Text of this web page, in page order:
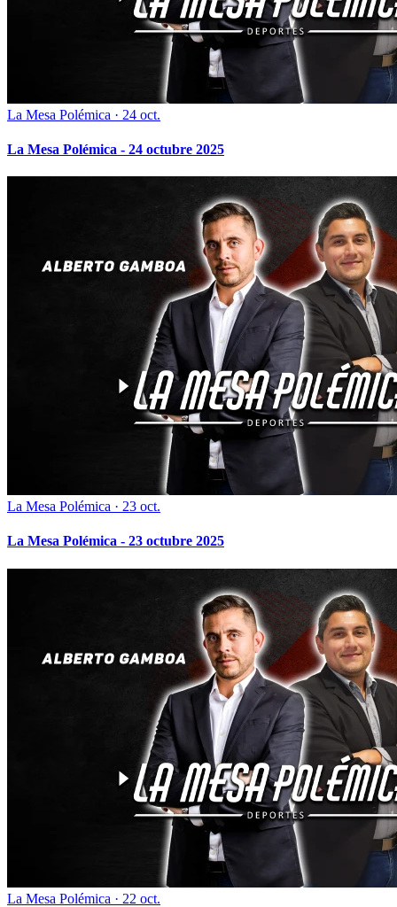
La Mesa Polémica · 24 oct.
La Mesa Polémica - 24 octubre 2025
La Mesa Polémica · 23 oct.
La Mesa Polémica - 23 octubre 2025
La Mesa Polémica · 22 oct.